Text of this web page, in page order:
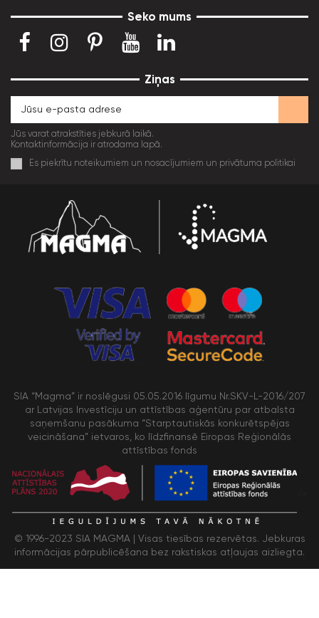
Seko mums
Ziņas
Jūs varat atrakstīties jebkurā laikā.
Kontaktinformācija ir atrodama lapā.
Es piekrītu noteikumiem un nosacījumiem un privātuma politikai
SIA “Magma” ir noslēgusi 05.05.2016 līgumu Nr.SKV-L-2016/207
ar Latvijas Investīciju un attīstības aģentūru par atbalsta
saņemšanu pasākuma “Starptautiskās konkurētspējas
veicināšana” ietvaros, ko līdzfinansē Eiropas Reģionālās
attīstības fonds
© 1996-2023 SIA MAGMA | Visas tiesības rezervētas. Jebkuras
informācijas pārpublicēšana bez rakstiskas atļaujas aizliegta.